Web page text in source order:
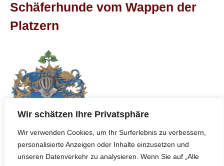
Wir schätzen Ihre Privatsphäre
Wir verwenden Cookies, um Ihr Surferlebnis zu verbessern,
personalisierte Anzeigen oder Inhalte einzusetzen und
unseren Datenverkehr zu analysieren. Wenn Sie auf „Alle
Schäferhunde vom Wappen der
Platzern